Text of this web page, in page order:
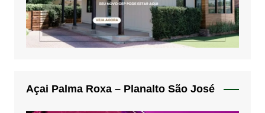
Açai Palma Roxa – Planalto São José